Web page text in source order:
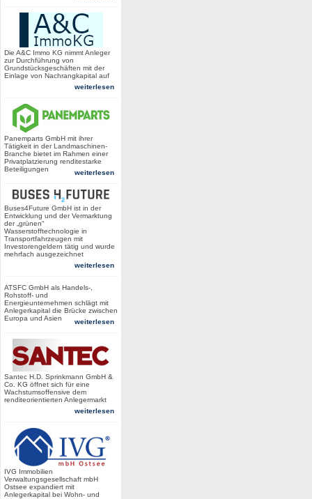
Die A&C Immo KG nimmt Anleger
zur Durchführung von
Grundstücksgeschäften mit der
Einlage von Nachrangkapital auf
weiterlesen
Panemparts GmbH mit ihrer
Tätigkeit in der Landmaschinen-
Branche bietet im Rahmen einer
Privatplatzierung renditestarke
Beteiligungen
weiterlesen
Buses4Future GmbH ist in der
Entwicklung und der Vermarktung
der „grünen“
Wasserstofftechnologie in
Transportfahrzeugen mit
Investorengeldern tätig und wurde
mehrfach ausgezeichnet
weiterlesen
ATSFC GmbH als Handels-,
Rohstoff- und
Energieunternehmen schlägt mit
Anlegerkapital die Brücke zwischen
Europa und Asien
weiterlesen
Santec H.D. Sprinkmann GmbH &
Co. KG öffnet sich für eine
Wachstumsoffensive dem
renditeorientierten Anlegermarkt
weiterlesen
IVG Immobilien
Verwaltungsgesellschaft mbH
Ostsee expandiert mit
Anlegerkapital bei Wohn- und